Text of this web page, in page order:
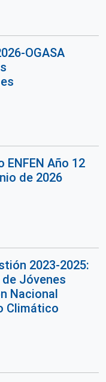
OGASA
ENFEN Año 12
de 2026
2023-2025:
Jóvenes
Nacional
Climático